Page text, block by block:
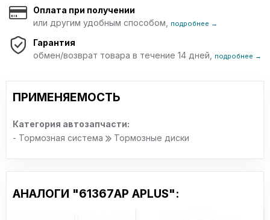
Оплата при получении
или другим удобным способом,
подробнее →
Гарантия
обмен/возврат товара в течение 14 дней,
подробнее →
ПРИМЕНЯЕМОСТЬ
Категория автозапчасти:
- Тормозная система
Тормозные диски
АНАЛОГИ "61367AP APLUS":